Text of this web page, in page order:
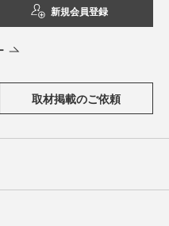
新規会員登録
取材掲載のご依頼